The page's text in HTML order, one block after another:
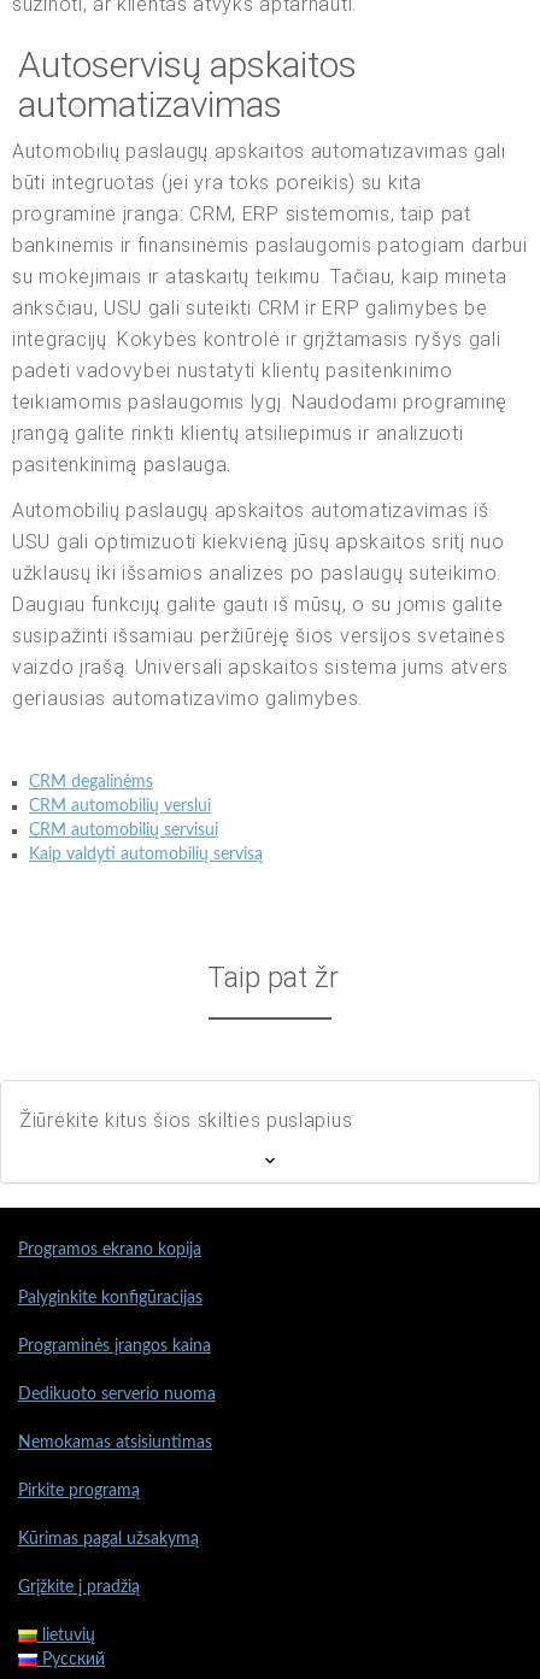
Autoservisų apskaitos
automatizavimas
Automobilių paslaugų apskaitos automatizavimas gali
būti integruotas (jei yra toks poreikis) su kita
programine įranga: CRM, ERP sistemomis, taip pat
bankinėmis ir finansinėmis paslaugomis patogiam darbui
su mokėjimais ir ataskaitų teikimu. Tačiau, kaip minėta
anksčiau, USU gali suteikti CRM ir ERP galimybes be
integracijų. Kokybės kontrolė ir grįžtamasis ryšys gali
padėti vadovybei nustatyti klientų pasitenkinimo
teikiamomis paslaugomis lygį. Naudodami programinę
įrangą galite rinkti klientų atsiliepimus ir analizuoti
pasitenkinimą paslauga.
Automobilių paslaugų apskaitos automatizavimas iš
USU gali optimizuoti kiekvieną jūsų apskaitos sritį nuo
užklausų iki išsamios analizės po paslaugų suteikimo.
Daugiau funkcijų galite gauti iš mūsų, o su jomis galite
susipažinti išsamiau peržiūrėję šios versijos svetainės
vaizdo įrašą. Universali apskaitos sistema jums atvers
geriausias automatizavimo galimybes.
CRM degalinėms
CRM automobilių verslui
CRM automobilių servisui
Kaip valdyti automobilių servisą
Taip pat žr
Žiūrėkite kitus šios skilties puslapius
Programos ekrano kopija
Palyginkite konfigūracijas
Programinės įrangos kaina
Dedikuoto serverio nuoma
Nemokamas atsisiuntimas
Pirkite programą
Kūrimas pagal užsakymą
Grįžkite į pradžią
lietuvių
Русский